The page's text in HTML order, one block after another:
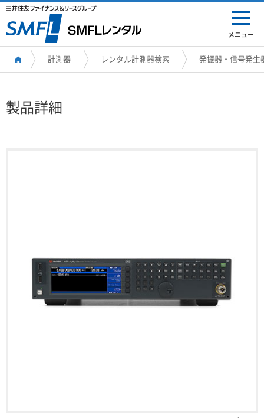
メニュー
計測器 レンタル計測器検索 発振器・信号発生
製品詳細